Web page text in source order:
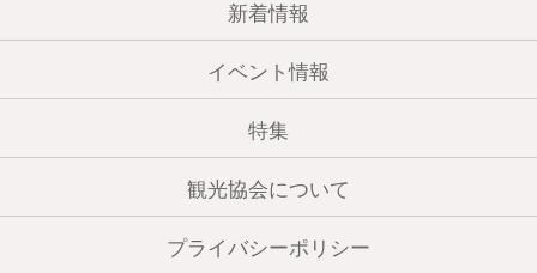
新着情報
イベント情報
特集
観光協会について
プライバシーポリシー